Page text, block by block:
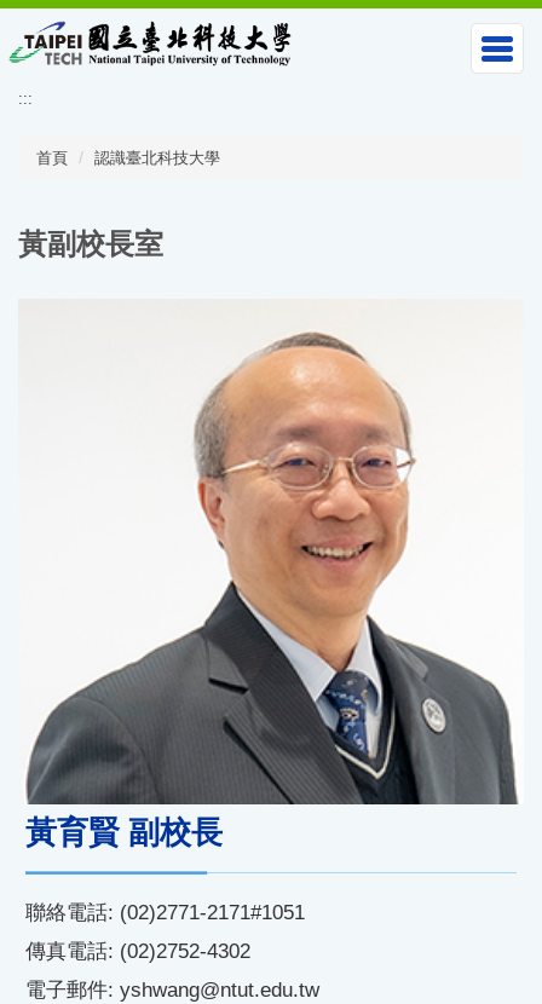
到
主
:::
首頁 認識臺北科技大學
黃副校長室
黃育賢 副校長
聯絡電話: (02)2771-2171#1051
傳真電話: (02)2752-4302
電子郵件: yshwang@ntut.edu.tw